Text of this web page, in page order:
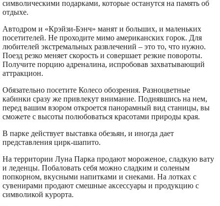
символическими подарками, которые останутся на память об
отдыхе.
Автодром и «Крэйзи-Бэнч» манят и больших, и маленьких
посетителей. Не проходите мимо американских горок. Для
любителей экстремальных развлечений – это то, что нужно.
Поезд резко меняет скорость и совершает резкие повороты.
Получите порцию адреналина, испробовав захватывающий
аттракцион.
Обязательно посетите Колесо обозрения. Разноцветные
кабинки сразу же привлекут внимание. Поднявшись на нем,
перед вашим взором откроется панорамный вид станицы, вы
сможете с высоты полюбоваться красотами природы края.
В парке действует выставка обезьян, и иногда дает
представления цирк-шапито.
На территории Луна Парка продают мороженое, сладкую вату
и леденцы. Побаловать себя можно сладким и соленым
попкорном, вкусными напитками и снеками. На лотках с
сувенирами продают смешные аксессуары и продукцию с
символикой курорта.